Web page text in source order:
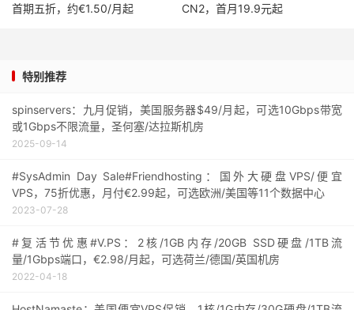
首期五折，约€1.50/月起
CN2，首月19.9元起
特别推荐
spinservers：九月促销，美国服务器$49/月起，可选10Gbps带宽
或1Gbps不限流量，圣何塞/达拉斯机房
2025-09-14
#SysAdmin Day Sale#Friendhosting：国外大硬盘VPS/便宜
VPS，75折优惠，月付€2.99起，可选欧洲/美国等11个数据中心
2023-07-28
#复活节优惠#V.PS：2核/1GB内存/20GB SSD硬盘/1TB流
量/1Gbps端口，€2.98/月起，可选荷兰/德国/英国机房
2022-04-18